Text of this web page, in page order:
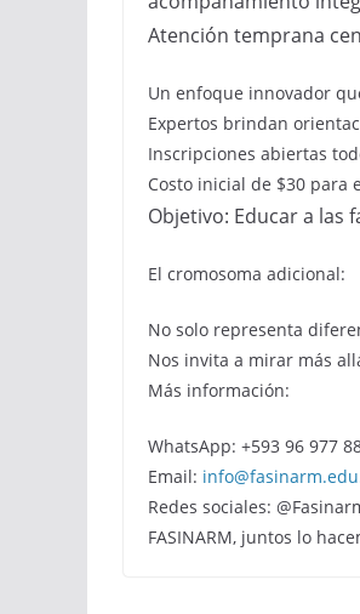
Atención temprana
Un enfoque innovador
Expertos brindan
Inscripciones abiertas
Costo inicial de $30 para
Objetivo: Educar a las
El cromosoma adicional:
No solo representa
Nos invita a mirar más
Más información:
WhatsApp: +593 96 977
Email:
Redes sociales:
FASINARM, juntos lo